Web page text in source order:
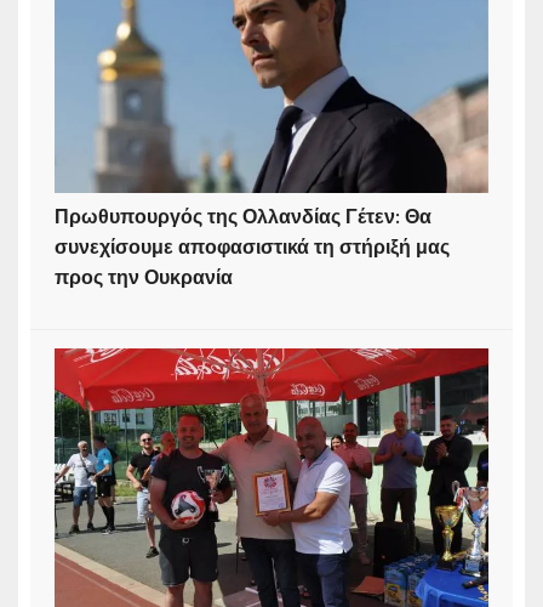
Πρωθυπουργός της Ολλανδίας Γέτεν: Θα
συνεχίσουμε αποφασιστικά τη στήριξή μας
προς την Ουκρανία